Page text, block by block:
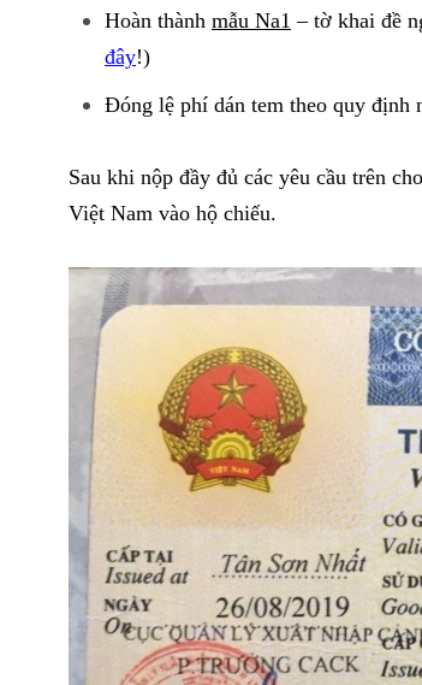
Hoàn thành mẫu Na1 – tờ khai đề
đây!)
Đóng lệ phí dán tem theo quy định
Sau khi nộp đầy đủ các yêu cầu trên
Việt Nam vào hộ chiếu.